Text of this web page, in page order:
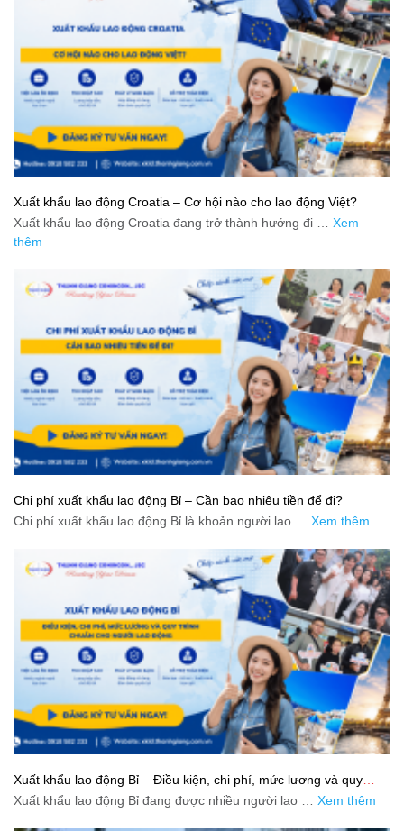
Xuất khẩu lao động Croatia – Cơ hội nào cho lao động Việt?
Xuất khẩu lao động Croatia đang trở thành hướng đi … Xem
thêm
Chi phí xuất khẩu lao động Bỉ – Cần bao nhiêu tiền để đi?
Chi phí xuất khẩu lao động Bỉ là khoản người lao … Xem thêm
Xuất khẩu lao động Bỉ – Điều kiện, chi phí, mức lương và quy
trình chuẩn cho người lao động
Xuất khẩu lao động Bỉ đang được nhiều người lao … Xem thêm